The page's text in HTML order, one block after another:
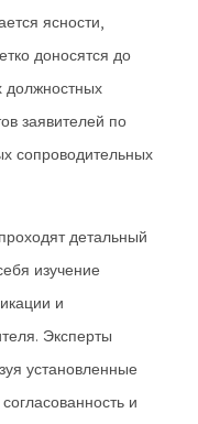
ясности,
доносятся до
должностных
заявителей по
сопроводительных
детальный
изучение
и
Эксперты
установленные
и